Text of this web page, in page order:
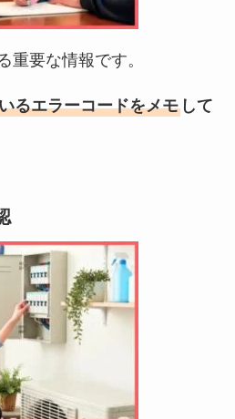
重要な情報です。
るエラーコードをメモして